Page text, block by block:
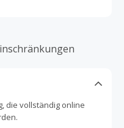
die vollständig online